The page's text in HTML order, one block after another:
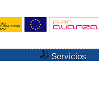
Servicios